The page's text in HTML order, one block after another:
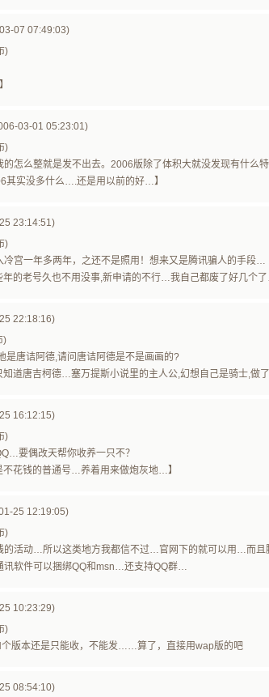
07 07:49:03)
)
03-01 05:23:01)
)
的怎么整就是发不出去。2006版除了体积大就没发现有什么特
其实没多什么….还是用以前的好…】
23:14:51)
)
冷宫一年多两年，之还不是照用！想来又是腾讯骗人的手段…
年的老号久也不用没事,新申请的不行…我自己都废了好几个了
22:18:16)
)
是唐诘阿德,请问唐诘阿德是不是画画的?
知道唐吉柯德…塞万提斯小说里的主人公,幻想自己是骑士,做
16:12:15)
)
要偶改天帮你收养一只不？
不花钱的普通号…养着用来做炮灰地…】
25 12:19:05)
)
的活动…所以这类地方我都信不过…官网下的就可以用…而
讯软件可以捆绑QQ和msn…还支持QQ群…
10:23:29)
)
版本还是只能收，不能发……算了，直接用wap版的吧
08:54:10)